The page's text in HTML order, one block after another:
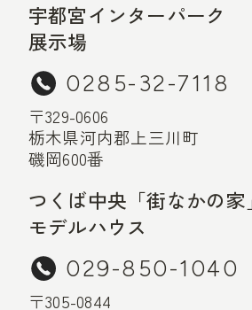
宇都宮インターパーク
展示場
0285-32-7118
〒329-0606
栃木県河内郡上三川町
磯岡600番
つくば中央「街なかの家」
モデルハウス
029-850-1040
〒305-0844